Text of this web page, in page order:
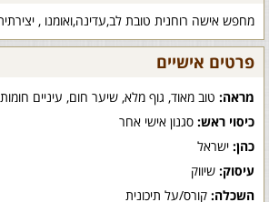
מחפש אישה רוחנית טובת לב,עדינה,ואומנו ,
פרטים אישיים
מראה: טוב מאוד, גוף מלא, שיער חום, עיניים
כיסוי ראש: סגנון אישי אחר
כהן: ישראל
עיסוק: שיווק
השכלה: קורס/על תיכונית